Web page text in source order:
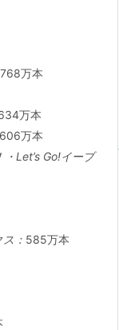
万本
万本
万本
Let’s Go!イーブ
： 585万本